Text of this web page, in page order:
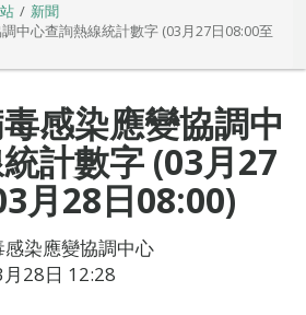
新聞
中心查詢熱線統計數字 (03月27日08:00至
感染應變協調中
計數字 (03月27
月28日08:00)
染應變協調中心
28日 12:28